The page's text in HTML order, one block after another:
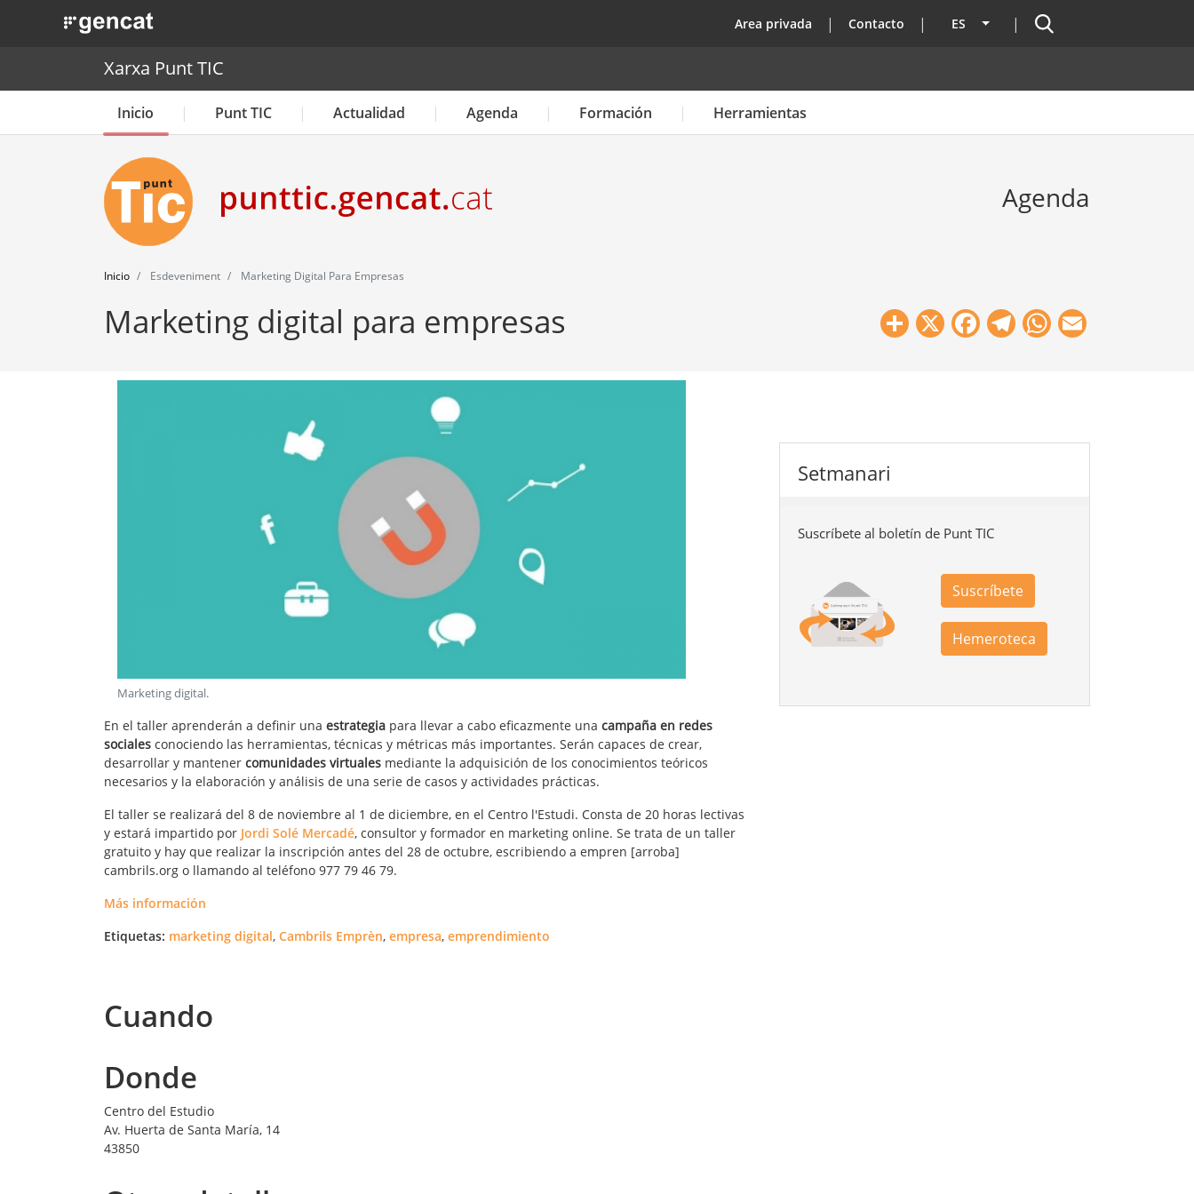
. Obre en una nova finestra. top
Area privada Contacto ES Lista adicional de acciones
Buscador
Xarxa Punt TIC
Inicio Punt TIC Actualidad Agenda Formación Herramientas
Agenda
Inicio Esdeveniment Marketing Digital Para Empresas
Marketing digital para empresas Share
X Facebook
Telegram
WhatsApp
Marketing digital.
En el taller aprenderán a definir una estrategia para llevar a cabo eficazmente una campaña en redes
sociales conociendo las herramientas, técnicas y métricas más importantes. Serán capaces de crear,
desarrollar y mantener comunidades virtuales mediante la adquisición de los conocimientos teóricos
necesarios y la elaboración y análisis de una serie de casos y actividades prácticas.
El taller se realizará del 8 de noviembre al 1 de diciembre, en el Centro l'Estudi. Consta de 20 horas lectivas
y estará impartido por Jordi Solé Mercadé, consultor y formador en marketing online. Se trata de un taller
gratuito y hay que realizar la inscripción antes del 28 de octubre, escribiendo a empren [arroba]
cambrils.org o llamando al teléfono 977 79 46 79.
Más información
Etiquetas: marketing digital, Cambrils Emprèn, empresa, emprendimiento
Cuando
Donde
Centro del Estudio
Av. Huerta de Santa María, 14
43850
Setmanari
Suscríbete al boletín de Punt TIC
Suscríbete
Hemeroteca